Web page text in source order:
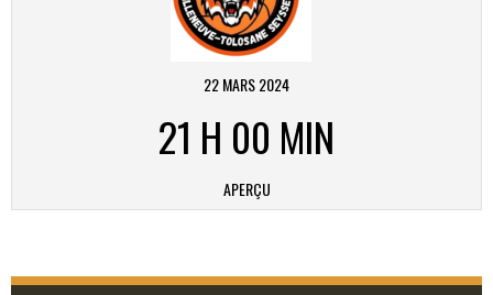
22 MARS 2024
21 H 00 MIN
APERÇU